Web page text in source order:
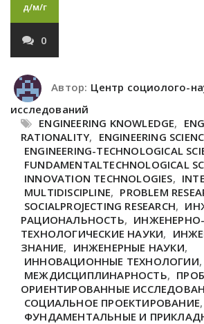
д/м/г
0
Автор: Центр социолого-
исследований
ENGINEERING KNOWLEDGE,
RATIONALITY, ENGINEERING
ENGINEERING-TECHNOLOGICAL
FUNDAMENTALTECHNOLOGICAL
INNOVATION TECHNOLOGIES,
MULTIDISCIPLINE, PROBLEM
SOCIALPROJECTING RESEARCH,
РАЦИОНАЛЬНОСТЬ, ИНЖЕНЕРНО-
ТЕХНОЛОГИЧЕСКИЕ НАУКИ,
ЗНАНИЕ, ИНЖЕНЕРНЫЕ НАУКИ,
ИННОВАЦИОННЫЕ ТЕХНОЛОГИИ,
МЕЖДИСЦИПЛИНАРНОСТЬ,
ОРИЕНТИРОВАННЫЕ
СОЦИАЛЬНОЕ ПРОЕКТИРОВАНИЕ,
ФУНДАМЕНТАЛЬНЫЕ И